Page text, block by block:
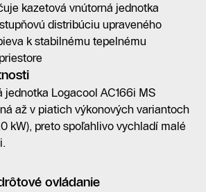
kazetová vnútorná jednotka
distribúciu upraveného
k stabilnému tepelnému
jednotka Logacool AC166i MS
až v piatich výkonových variantoch
kW), preto spoľahlivo vychladí malé
ovládanie